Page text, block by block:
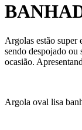
Argolas estão super
sendo despojado ou
ocasião.
Argola oval lisa